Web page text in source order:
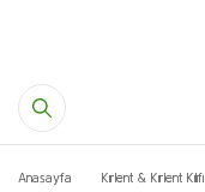
Anasayfa Kırlent & Kırlent Kılıfı